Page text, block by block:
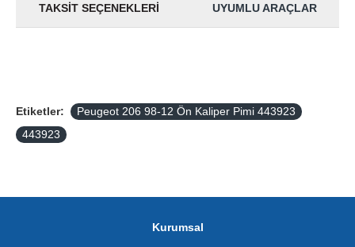
TAKSIT SEÇENEKLERI UYUMLU ARAÇLAR
Etiketler:
Peugeot 206 98-12 Ön Kaliper Pimi 443923
443923
Kurumsal